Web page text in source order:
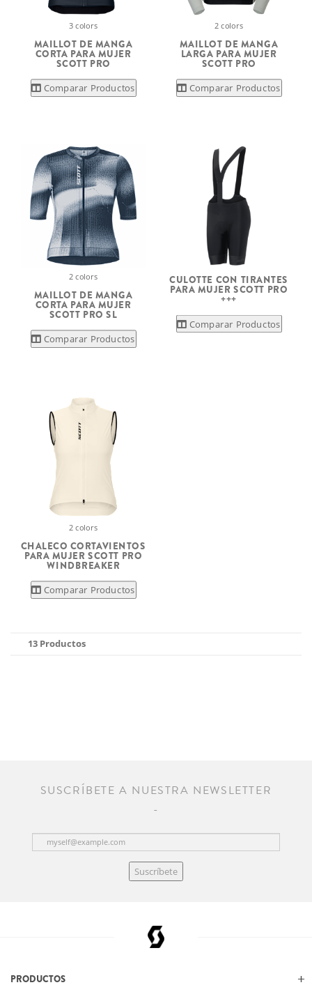
3 colors
MAILLOT DE MANGA
CORTA PARA MUJER
SCOTT PRO
Comparar Productos
2 colors
MAILLOT DE MANGA
LARGA PARA MUJER
SCOTT PRO
Comparar Productos
2 colors
MAILLOT DE MANGA
CORTA PARA MUJER
SCOTT PRO SL
Comparar Productos
CULOTTE CON TIRANTES
PARA MUJER SCOTT PRO
+++
Comparar Productos
2 colors
CHALECO CORTAVIENTOS
PARA MUJER SCOTT PRO
WINDBREAKER
Comparar Productos
13 Productos
SUSCRÍBETE A NUESTRA NEWSLETTER
Suscríbete
PRODUCTOS